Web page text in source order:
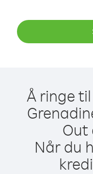
Å ringe
Out
Når du